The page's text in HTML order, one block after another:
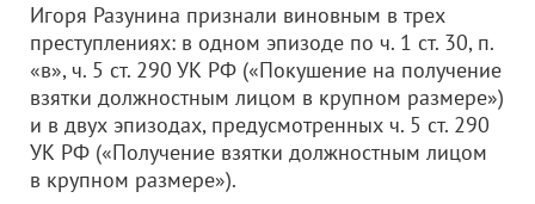
Игоря Разунина признали виновным в трех
преступлениях: в одном эпизоде по ч. 1 ст. 30, п.
«в», ч. 5 ст. 290 УК РФ («Покушение на получение
взятки должностным лицом в крупном размере»)
и в двух эпизодах, предусмотренных ч. 5 ст. 290
УК РФ («Получение взятки должностным лицом
в крупном размере»).